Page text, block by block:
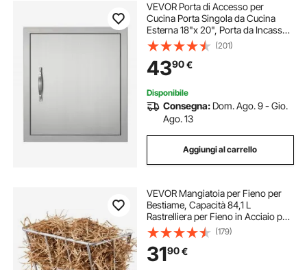
VEVOR Porta di Accesso per
Cucina Porta Singola da Cucina
Esterna 18"x 20", Porta da Incasso
in Acciaio Inox, Montaggio a
Incasso per Isola BBQ, Stazione per
Grigliate, Mobile da Esterno
(201)
4390€
Disponibile
Consegna: Dom. Ago. 9 - Gio.
Ago. 13
Aggiungi al carrello
VEVOR Mangiatoia per Fieno per
Bestiame, Capacità 84,1 L
Rastrelliera per Fieno in Acciaio per
Capre, Rastrelliera per Mangime
Multi-Lato per Pecore in
Allevamenti di Bestiame al Interno e
all'Aperto
(179)
3190€